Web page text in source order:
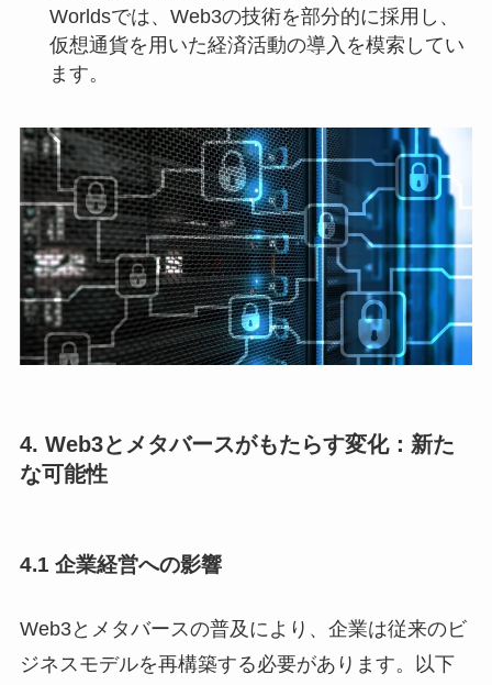
Worldsでは、Web3の技術を部分的に採用し、
仮想通貨を用いた経済活動の導入を模索してい
ます。
4. Web3とメタバースがもたらす変化：新た
な可能性
4.1 企業経営への影響
Web3とメタバースの普及により、企業は従来のビ
ジネスモデルを再構築する必要があります。以下